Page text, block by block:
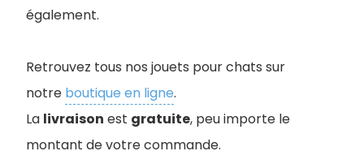
également.
Retrouvez tous nos jouets pour chats sur
notre boutique en ligne.
La livraison est gratuite, peu importe le
montant de votre commande.